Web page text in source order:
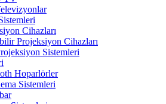
Cihazları
Projeksiyon Cihazları
Sistemleri
Hoparlörler
Sistemleri